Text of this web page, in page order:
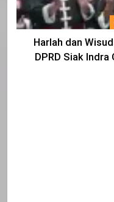
Harlah dan
DPRD Siak Indra